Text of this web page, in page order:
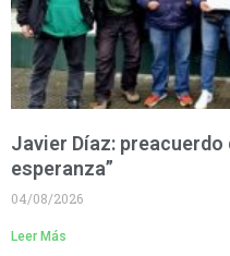
Javier Díaz: preacuerdo
esperanza”
04/08/2026
Leer Más